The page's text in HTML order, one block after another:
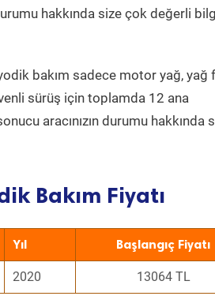
hakkında size çok değerli
bakım sadece motor yağ, yağ
sürüş için toplamda 12 ana
aracınızın durumu hakkında
Bakım Fiyatı
Yıl Başlangıç Fiyatı
2020 13064 TL